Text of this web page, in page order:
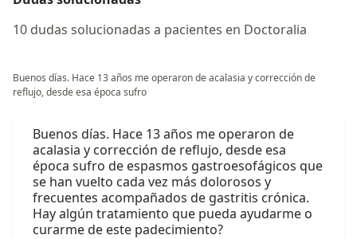
10 dudas solucionadas a pacientes en Doctoralia
Buenos días. Hace 13 años me operaron de acalasia y corrección de
reflujo, desde esa época sufro
Buenos días. Hace 13 años me operaron de
acalasia y corrección de reflujo, desde esa
época sufro de espasmos gastroesofágicos que
se han vuelto cada vez más dolorosos y
frecuentes acompañados de gastritis crónica.
Hay algún tratamiento que pueda ayudarme o
curarme de este padecimiento?